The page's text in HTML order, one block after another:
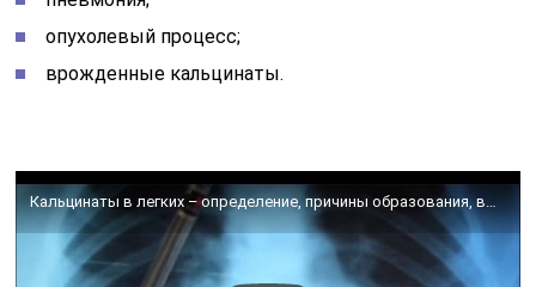
опухолевый процесс;
врожденные кальцинаты.
Кальцинаты в легких – определение, причины образования, выявление, лечение и последствия